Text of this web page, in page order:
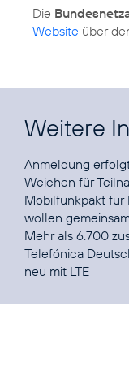
Die
Website über
Weitere
Anmeldung
Weichen für
Mobilfunkpakt für
wollen
Mehr als 6.700
Telefónica
neu mit LTE